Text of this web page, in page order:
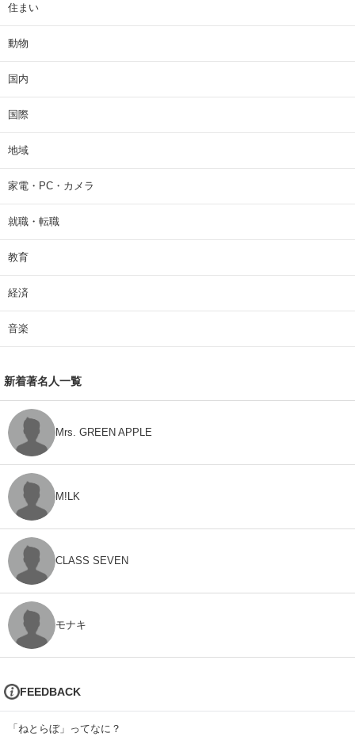
住まい
動物
国内
国際
地域
家電・PC・カメラ
就職・転職
教育
経済
音楽
新着著名人一覧
Mrs. GREEN APPLE
M!LK
CLASS SEVEN
モナキ
FEEDBACK
「ねとらぼ」ってなに？